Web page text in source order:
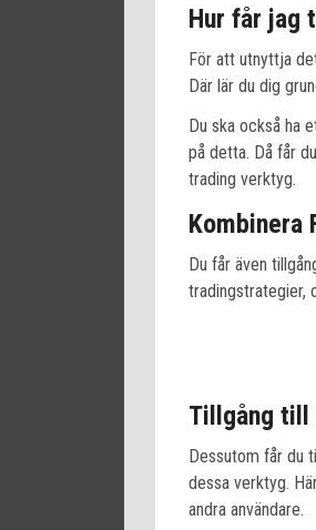
Hur får jag
För att utnyttja
Där lär du dig
Du ska också ha
på detta. Då får
trading verktyg.
Kombinera
Du får även
tradingstrategier,
Tillgång till
Dessutom får du
dessa verktyg.
andra användare.